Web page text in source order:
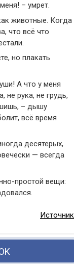
– умрет.
животные. Когда
что всё что
но плакать
А что у меня
не рука, не грудь,
– дышу
всё время
десятерых,
— всегда
простой вещи:
Источник